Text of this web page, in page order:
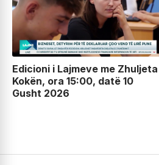
Edicioni i Lajmeve me Zhuljeta
Kokën, ora 15:00, datë 10
Gusht 2026